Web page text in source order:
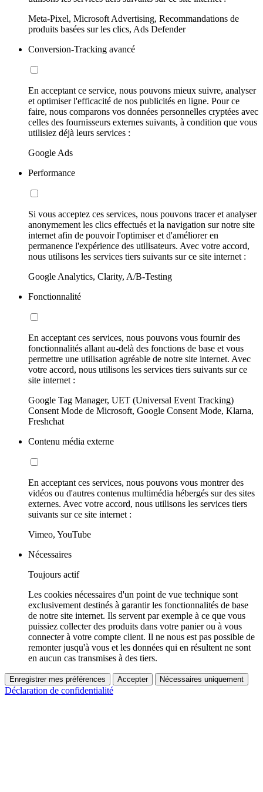
Meta-Pixel, Microsoft Advertising, Recommandations de
produits basées sur les clics, Ads Defender
Conversion-Tracking avancé
En acceptant ce service, nous pouvons mieux suivre, analyser
et optimiser l'efficacité de nos publicités en ligne. Pour ce
faire, nous comparons vos données personnelles cryptées avec
celles des fournisseurs externes suivants, à condition que vous
utilisiez déjà leurs services :
Google Ads
Performance
Si vous acceptez ces services, nous pouvons tracer et analyser
anonymement les clics effectués et la navigation sur notre site
internet afin de pouvoir l'optimiser et d'améliorer en
permanence l'expérience des utilisateurs. Avec votre accord,
nous utilisons les services tiers suivants sur ce site internet :
Google Analytics, Clarity, A/B-Testing
Fonctionnalité
En acceptant ces services, nous pouvons vous fournir des
fonctionnalités allant au-delà des fonctions de base et vous
permettre une utilisation agréable de notre site internet. Avec
votre accord, nous utilisons les services tiers suivants sur ce
site internet :
Google Tag Manager, UET (Universal Event Tracking)
Consent Mode de Microsoft, Google Consent Mode, Klarna,
Freshchat
Contenu média externe
En acceptant ces services, nous pouvons vous montrer des
vidéos ou d'autres contenus multimédia hébergés sur des sites
externes. Avec votre accord, nous utilisons les services tiers
suivants sur ce site internet :
Vimeo, YouTube
Nécessaires
Toujours actif
Les cookies nécessaires d'un point de vue technique sont
exclusivement destinés à garantir les fonctionnalités de base
de notre site internet. Ils servent par exemple à ce que vous
puissiez collecter des produits dans votre panier ou à vous
connecter à votre compte client. Il ne nous est pas possible de
remonter jusqu'à vous et les données qui en résultent ne sont
en aucun cas transmises à des tiers.
Enregistrer mes préférences Accepter Nécessaires uniquement
Déclaration de confidentialité